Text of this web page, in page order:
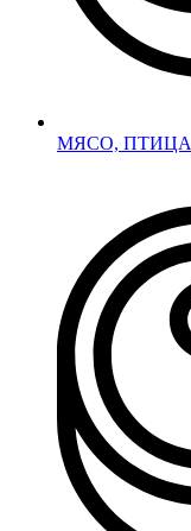
МЯСО, ПТИЦА